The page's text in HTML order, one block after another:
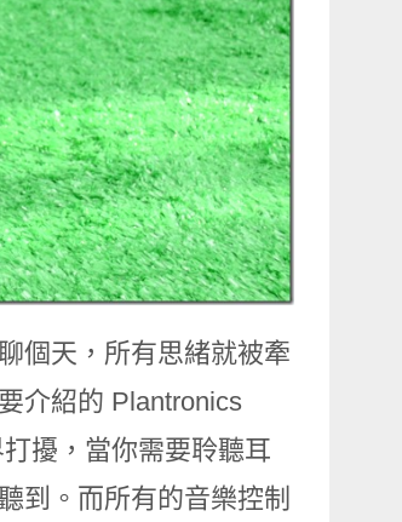
個天，所有思緒就被牽
介紹的 Plantronics
擾，當你需要聆聽耳
到。而所有的音樂控制